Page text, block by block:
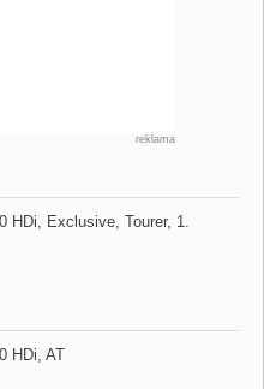
reklama
HDi,​ Exclusive,​ Tourer,​ 1.
HDi,​ AT